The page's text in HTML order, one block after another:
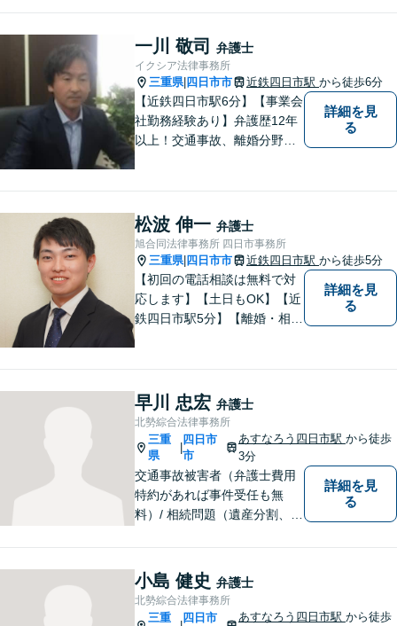
題／離婚問題／相続問題／企
業法務など、幅広く対応可
能。【明確な料金体系】どう
ぞご連絡ください。
一川 敬司 弁護士
イクシア法律事務所
三重県| 四日市市 近鉄四日市駅 から徒歩6分
【近鉄四日市駅6分】【事業会
社勤務経験あり】弁護歴12年
以上！交通事故、離婚分野に
す。明瞭会計を心がけていま
す。まずはお気軽にご相談
を！
詳細を見
る
松波 伸一 弁護士
旭合同法律事務所 四日市事務所
三重県| 四日市市 近鉄四日市駅 から徒歩5分
【初回の電話相談は無料で対
応します】【土日もOK】【近
鉄四日市駅5分】【離婚・相続
刑事事件全般】双方ともに納
得する解決を目指します【交
通事故】示談金の増額に向け
尽力
詳細を見
る
早川 忠宏 弁護士
北勢綜合法律事務所
三重
県
四日市
市
あすなろう四日市駅 から徒歩
3分
交通事故被害者（弁護士費用
特約があれば事件受任も無
料）/ 相続問題（遺産分割、遺
さい。
詳細を見
る
小島 健史 弁護士
北勢綜合法律事務所
三重
四日市
あすなろう四日市駅 から徒歩